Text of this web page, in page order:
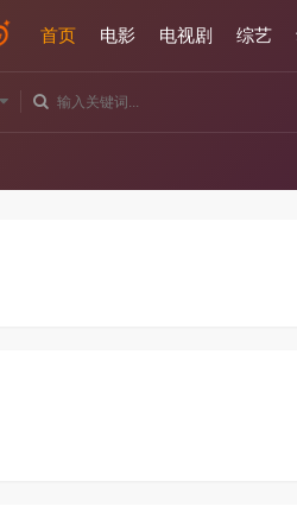
首页 电影 电视剧 综艺